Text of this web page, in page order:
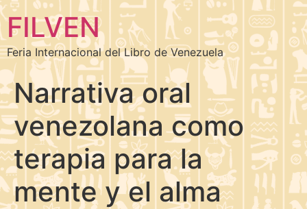
FILVEN
Feria Internacional del Libro de Venezuela
Narrativa oral
venezolana como
terapia para la
mente y el alma